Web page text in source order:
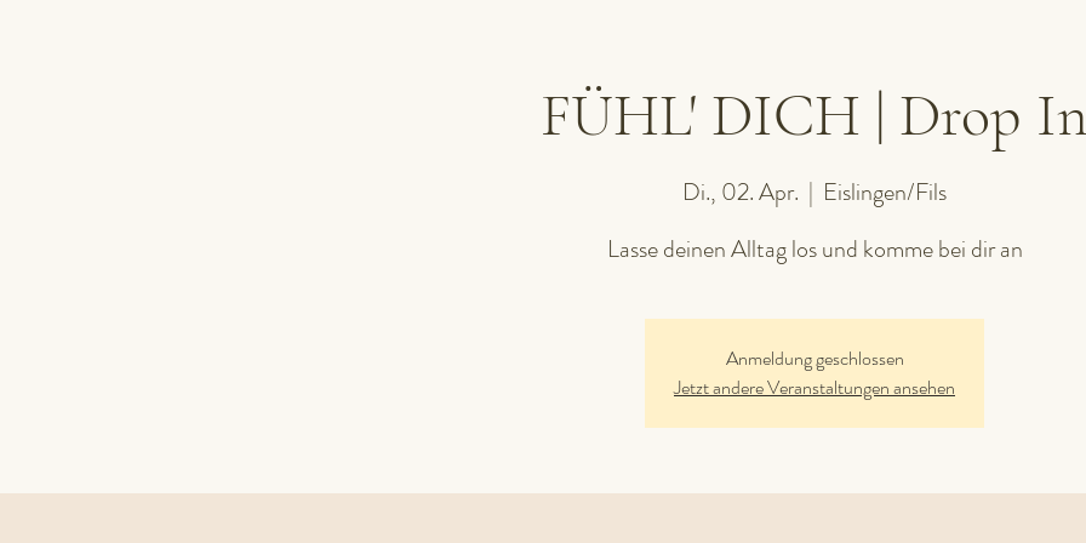
FÜHL' DICH | Drop
Di., 02. Apr.
  |
Eislingen/Fils
Lasse deinen Alltag los und komme bei dir an
Anmeldung geschlossen
Jetzt andere Veranstaltungen ansehen